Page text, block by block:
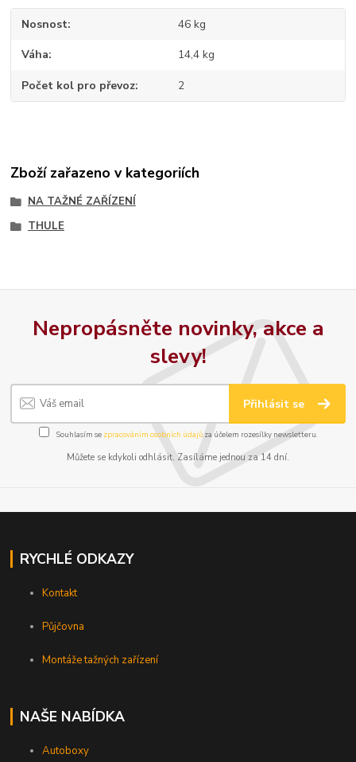
Nosnost 46 kg
Váha 14,4 kg
Počet kol pro převoz 2
Zboží zařazeno v kategoriích
NA TAŽNÉ ZAŘÍZENÍ
THULE
Nepropásněte novinky, akce a
slevy!
Přihlásit se
Souhlasím se zpracováním osobních údajůza účelem rozesílky newsletteru.
Můžete se kdykoli odhlásit. Zasíláme jednou za 14 dní.
RYCHLÉ ODKAZY
Kontakt
Půjčovna
Montáže tažných zařízení
NAŠE NABÍDKA
Autoboxy